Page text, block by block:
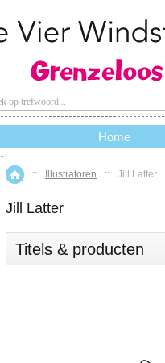
Home
:: Illustratoren :: Jill Latter
Jill Latter
Titels & producten
Home